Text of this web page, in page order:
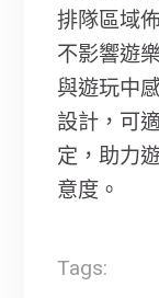
排隊區域
不影響遊
與遊玩中
設計，可
定，助力
意度。
Tags: